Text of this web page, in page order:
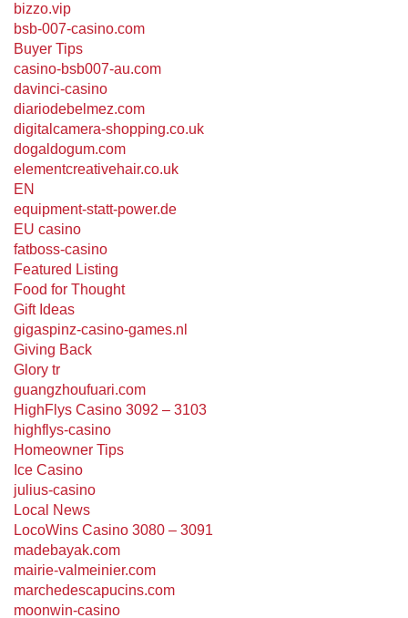
bizzo.vip
bsb-007-casino.com
Buyer Tips
casino-bsb007-au.com
davinci-casino
diariodebelmez.com
digitalcamera-shopping.co.uk
dogaldogum.com
elementcreativehair.co.uk
EN
equipment-statt-power.de
EU casino
fatboss-casino
Featured Listing
Food for Thought
Gift Ideas
gigaspinz-casino-games.nl
Giving Back
Glory tr
guangzhoufuari.com
HighFlys Casino 3092 – 3103
highflys-casino
Homeowner Tips
Ice Casino
julius-casino
Local News
LocoWins Casino 3080 – 3091
madebayak.com
mairie-valmeinier.com
marchedescapucins.com
moonwin-casino